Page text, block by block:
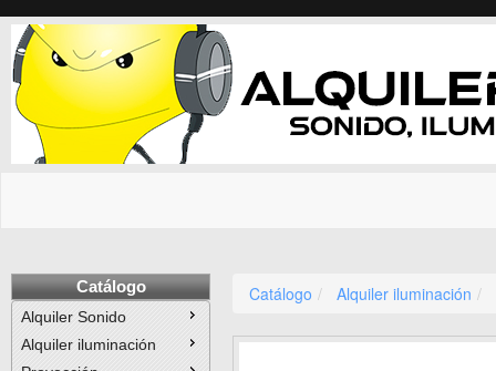
Catálogo
Alquiler Sonido
Alquiler iluminación
Catálogo Alquiler iluminación